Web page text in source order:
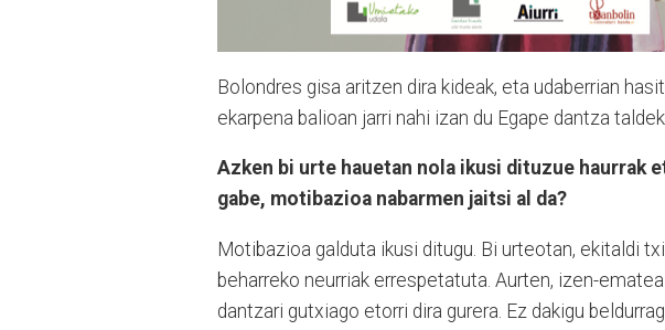
Bolondres gisa aritzen dira kideak, eta udaberrian
ekarpena balioan jarri nahi izan du Egape dantza
Azken bi urte hauetan nola ikusi dituzue haurrak
gabe, motibazioa nabarmen jaitsi al da?
Motibazioa galduta ikusi ditugu. Bi urteotan, ekitaldi
beharreko neurriak errespetatuta. Aurten, izen-
dantzari gutxiago etorri dira gurera. Ez dakigu